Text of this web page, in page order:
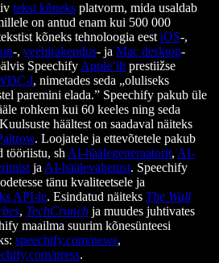
tekst kõneks platvorm, mida usaldab
on antud enam kui 500 000
kõneks tehnoloogia eest iOS-,
-, veebirakendus- ja Mac desktop-
Speechify Apple’ilt prestiižse
l, nimetades seda „oluliseks
paremini elada.” Speechify pakub üle
rohkem kui 60 keeles ning seda
häältest on saadaval näiteks
. Loojatele ja ettevõtetele pakub
tööriistu, sh AI-häälegeneraatorit, AI-
ja AI-häälevahetust. Speechify
tänu kvaliteetsele ja
API-le. Esindatud näiteks The Wall
, TechCrunch ja muudes juhtivates
maailma suurim kõnesünteesi
speechify.com/news,
press.